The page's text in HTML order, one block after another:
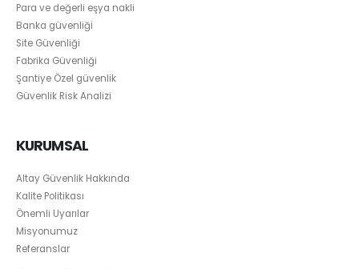
Para ve değerli eşya nakli
Banka güvenliği
Site Güvenliği
Fabrika Güvenliği
Şantiye Özel güvenlik
Güvenlik Risk Analizi
KURUMSAL
Altay Güvenlik Hakkında
Kalite Politikası
Önemli Uyarılar
Misyonumuz
Referanslar